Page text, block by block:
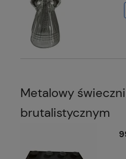
Metalowy
brutalistycznym